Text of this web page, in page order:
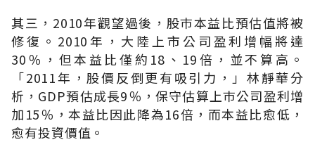
其三，2010年觀望過後，股巿本益比預估值將被
修復。2010年，大陸上市公司盈利增幅將達
30％，但本益比僅約18、19倍，並不算高。
「2011年，股價反倒更有吸引力，」林靜華分
析，GDP預估成長9％，保守估算上巿公司盈利增
加15％，本益比因此降為16倍，而本益比愈低，
愈有投資價值。